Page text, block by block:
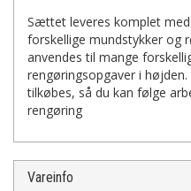
Sættet leveres komplet
forskellige mundstykker og
anvendes til mange
rengøringsopgaver i
tilkøbes, så du kan følge
rengøring
Vareinfo